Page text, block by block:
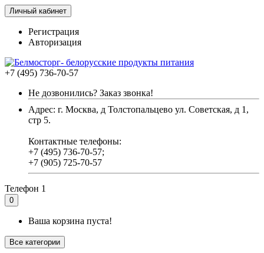
Личный кабинет
Регистрация
Авторизация
+7 (495) 736-70-57
Не дозвонились? Заказ звонка!
Адрес: г. Москва, д Толстопальцево ул. Советская, д 1,
стр 5.
Контактные телефоны:
+7 (495) 736-70-57;
+7 (905) 725-70-57
Телефон 1
0
Ваша корзина пуста!
Все категории